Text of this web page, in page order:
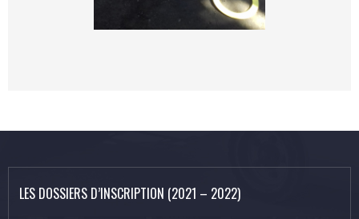
LES DOSSIERS D’INSCRIPTION (2021 – 2022)